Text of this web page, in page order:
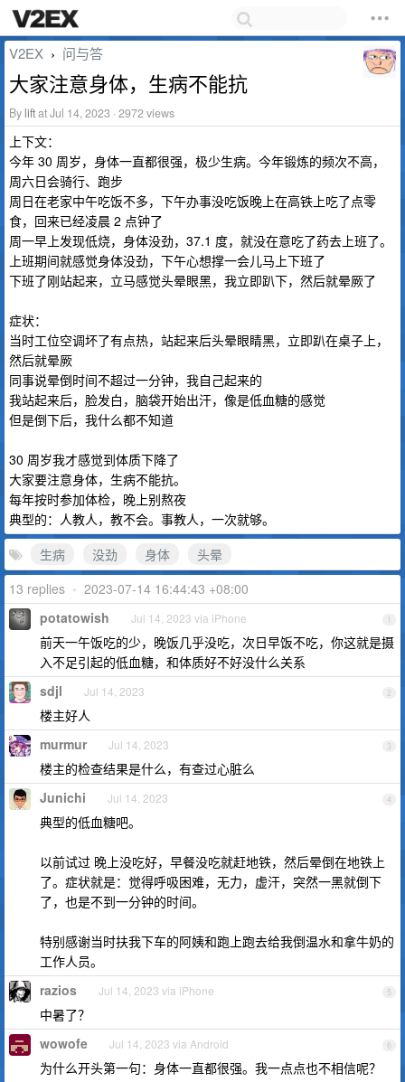
V2EX › 问与答
大家注意身体，生病不能抗
By liftat Jul 14, 2023 · 2972 views
上下文：
今年 30 周岁，身体一直都很强，极少生病。今年锻炼的频次不高，
周六日会骑行、跑步
周日在老家中午吃饭不多，下午办事没吃饭晚上在高铁上吃了点零
食，回来已经凌晨 2 点钟了
周一早上发现低烧，身体没劲，37.1 度，就没在意吃了药去上班了。
上班期间就感觉身体没劲，下午心想撑一会儿马上下班了
下班了刚站起来，立马感觉头晕眼黑，我立即趴下，然后就晕厥了
症状：
当时工位空调坏了有点热，站起来后头晕眼睛黑，立即趴在桌子上，
然后就晕厥
同事说晕倒时间不超过一分钟，我自己起来的
我站起来后，脸发白，脑袋开始出汗，像是低血糖的感觉
但是倒下后，我什么都不知道
30 周岁我才感觉到体质下降了
大家要注意身体，生病不能抗。
每年按时参加体检，晚上别熬夜
典型的：人教人，教不会。事教人，一次就够。
生病
没劲 身体
头晕
13 replies • 2023-07-14 16:44:43 +08:00
1
potatowish Jul 14, 2023 via iPhone
前天一午饭吃的少，晚饭几乎没吃，次日早饭不吃，你这就是摄
入不足引起的低血糖，和体质好不好没什么关系
2
sdjl Jul 14, 2023
楼主好人
3
murmur Jul 14, 2023
楼主的检查结果是什么，有查过心脏么
4
Junichi Jul 14, 2023
典型的低血糖吧。
以前试过 晚上没吃好，早餐没吃就赶地铁，然后晕倒在地铁上
了。症状就是：觉得呼吸困难，无力，虚汗，突然一黑就倒下
了，也是不到一分钟的时间。
特别感谢当时扶我下车的阿姨和跑上跑去给我倒温水和拿牛奶的
工作人员。
5
razios Jul 14, 2023 via iPhone
中暑了？
6
wowofe Jul 14, 2023 via Android
为什么开头第一句：身体一直都很强。我一点点也不相信呢？